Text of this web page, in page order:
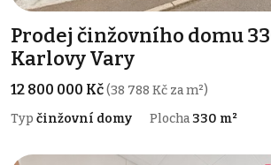
Prodej činžovního domu
Karlovy Vary
12 800 000 Kč(38 788 Kč za m²)
Typ činžovní domy Plocha 330 m²